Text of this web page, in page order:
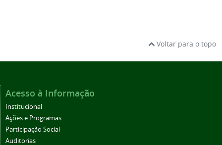
Voltar para o topo
Acesso à Informação
Institucional
Ações e Programas
Participação Social
Auditorias